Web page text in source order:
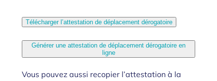
Télécharger l’attestation de déplacement dérogatoire
Générer une attestation de déplacement dérogatoire en
ligne
Vous pouvez aussi recopier l’attestation à la